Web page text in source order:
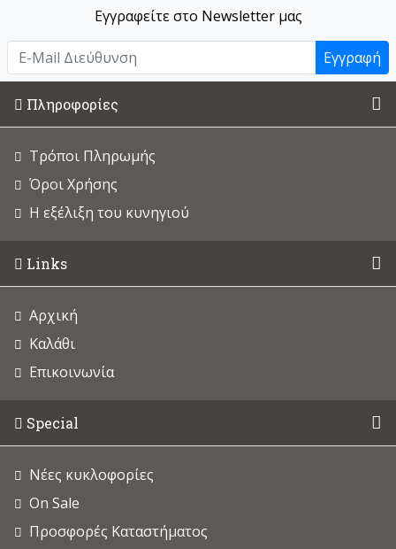
Εγγραφείτε στο Newsletter μας
Εγγραφή
Πληροφορίες
Τρόποι Πληρωμής
Όροι Χρήσης
Η εξέλιξη του κυνηγιού
Links
Αρχική
Καλάθι
Επικοινωνία
Special
Νέες κυκλοφορίες
On Sale
Προσφορές Καταστήματος